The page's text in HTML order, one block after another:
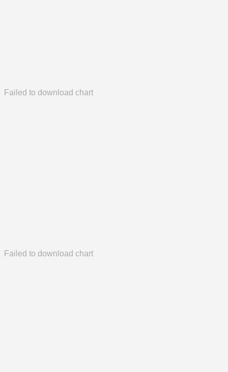
Failed to download chart
Failed to download chart